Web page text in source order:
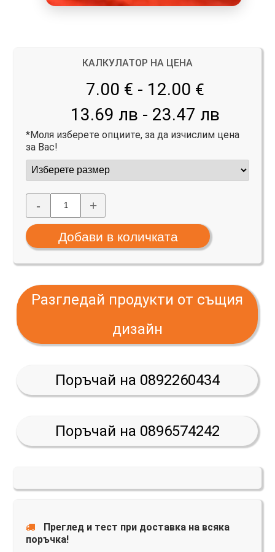
КАЛКУЛАТОР НА ЦЕНА
7.00 € - 12.00 €
13.69 лв - 23.47 лв
*Моля изберете опциите, за да изчислим цена
за Вас!
- +
Разгледай продукти от същия
дизайн
Поръчай на 0892260434
Поръчай на 0896574242
Преглед и тест при доставка на всяка
поръчка!